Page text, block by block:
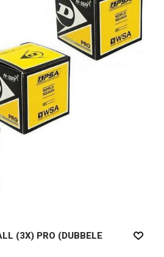
(3X) PRO (DUBBELE